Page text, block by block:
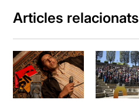
Articles relacionats